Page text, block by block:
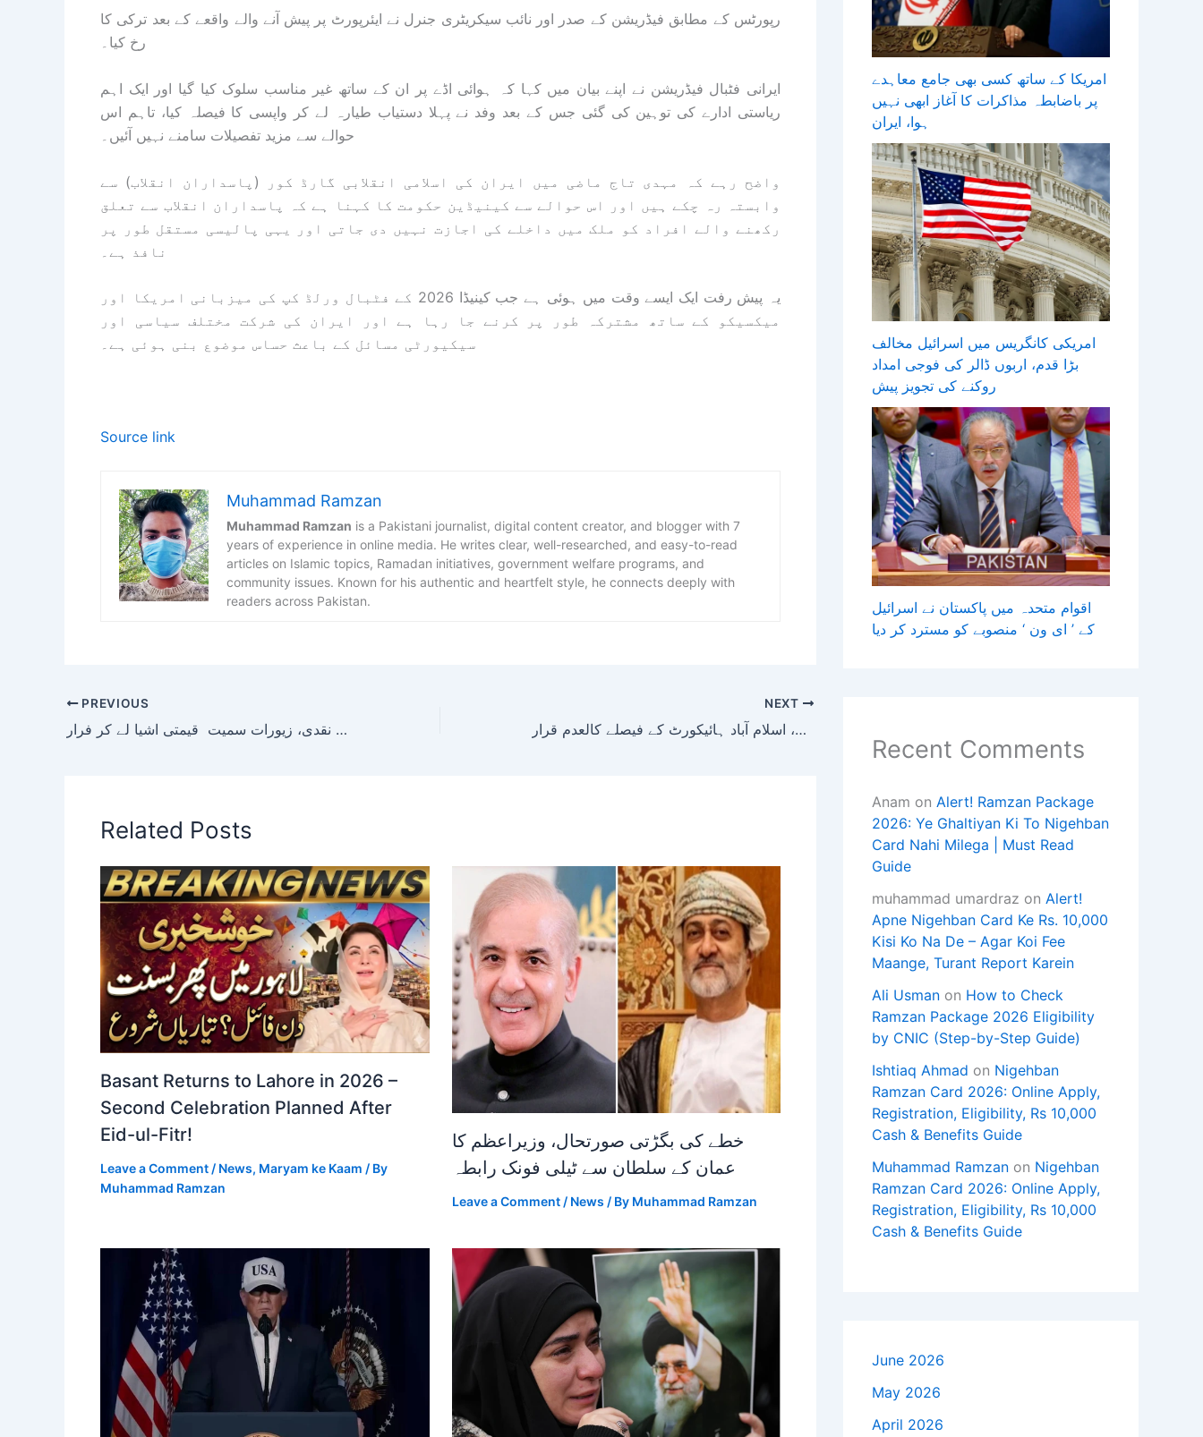
رپورٹس کے مطابق فیڈریشن کے صدر اور نائب سیکریٹری جنرل نے ایئرپورٹ پر پیش آنے والے واقعے کے بعد ترکی کا
رخ کیا۔
ایرانی فٹبال فیڈریشن نے اپنے بیان میں کہا کہ ہوائی اڈے پر ان کے ساتھ غیر مناسب سلوک کیا گیا اور ایک اہم
ریاستی ادارے کی توہین کی گئی جس کے بعد وفد نے پہلا دستیاب طیارہ لے کر واپسی کا فیصلہ کیا، تاہم اس
حوالے سے مزید تفصیلات سامنے نہیں آئیں۔
واضح رہے کہ مہدی تاج ماضی میں ایران کی اسلامی انقلابی گارڈ کور (پاسداران انقلاب) سے
وابستہ رہ چکے ہیں اور اس حوالے سے کینیڈین حکومت کا کہنا ہے کہ پاسداران انقلاب سے تعلق
رکھنے والے افراد کو ملک میں داخلے کی اجازت نہیں دی جاتی اور یہی پالیسی مستقل طور پر
نافذ ہے۔
یہ پیش رفت ایک ایسے وقت میں ہوئی ہے جب کینیڈا 2026 کے فٹبال ورلڈ کپ کی میزبانی امریکا اور
میکسیکو کے ساتھ مشترکہ طور پر کرنے جا رہا ہے اور ایران کی شرکت مختلف سیاسی اور
سیکیورٹی مسائل کے باعث حساس موضوع بنی ہوئی ہے۔
Source link
Muhammad Ramzan
Muhammad Ramzan is a Pakistani journalist, digital content creator, and blogger with 7
years of experience in online media. He writes clear, well-researched, and easy-to-read
articles on Islamic topics, Ramadan initiatives, government welfare programs, and
community issues. Known for his authentic and heartfelt style, he connects deeply with
readers across Pakistan.
PREVIOUS
کورنگی میں چوروں نے 2 فلیٹوں کا صفایا کردیا، نقدی، زیورات سمیت قیمتی اشیا لے کر فرار
NEXT
وفاقی آئینی عدالت کا سپر ٹیکس سے متعلق بڑا فیصلہ، اسلام آباد ہائیکورٹ کے فیصلے کالعدم قرار
Related Posts
Basant Returns to Lahore in 2026 –
Second Celebration Planned After
Eid-ul-Fitr!
Leave a Comment / News, Maryam ke Kaam / By
Muhammad Ramzan
خطے کی بگڑتی صورتحال، وزیراعظم کا
عمان کے سلطان سے ٹیلی فونک رابطہ
Leave a Comment / News / By Muhammad Ramzan
امریکا کے ساتھ کسی بھی جامع معاہدے
پر باضابطہ مذاکرات کا آغاز ابھی نہیں
ہوا، ایران
امریکی کانگریس میں اسرائیل مخالف
بڑا قدم، اربوں ڈالر کی فوجی امداد
روکنے کی تجویز پیش
اقوام متحدہ میں پاکستان نے اسرائیل
کے ’ ای ون ‘ منصوبے کو مسترد کر دیا
Recent Comments
Anam on Alert! Ramzan Package
2026: Ye Ghaltiyan Ki To Nigehban
Card Nahi Milega | Must Read
Guide
muhammad umardraz on Alert!
Apne Nigehban Card Ke Rs. 10,000
Kisi Ko Na De – Agar Koi Fee
Maange, Turant Report Karein
Ali Usman on How to Check
Ramzan Package 2026 Eligibility
by CNIC (Step-by-Step Guide)
Ishtiaq Ahmad on Nigehban
Ramzan Card 2026: Online Apply,
Registration, Eligibility, Rs 10,000
Cash & Benefits Guide
Muhammad Ramzan on Nigehban
Ramzan Card 2026: Online Apply,
Registration, Eligibility, Rs 10,000
Cash & Benefits Guide
June 2026
May 2026
April 2026